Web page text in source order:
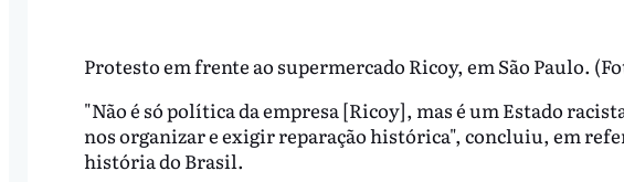
Protesto em frente ao supermercado Ricoy, em São Paulo.
"Não é só política da empresa [Ricoy], mas é um Estado
nos organizar e exigir reparação histórica", concluiu, em
história do Brasil.